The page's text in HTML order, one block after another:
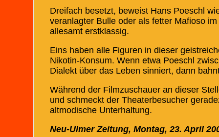
Dreifach besetzt, beweist Hans Poeschl
veranlagter Bulle oder als fetter Mafioso
allesamt erstklassig.
Eins haben alle Figuren in dieser
Nikotin-Konsum. Wenn etwa Poeschl
Dialekt über das Leben sinniert, dann
Während der Filmzuschauer an dieser
und schmeckt der Theaterbesucher
altmodische Unterhaltung.
Neu-Ulmer Zeitung, Montag, 23. April